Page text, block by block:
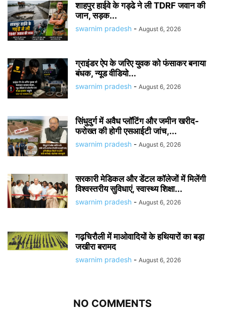
शाहपुर हाईवे के गड्ढे ने ली TDRF जवान की
जान, सड़क...
swarnim pradesh - August 6, 2026
ग्राइंडर ऐप के जरिए युवक को फंसाकर बनाया
बंधक, न्यूड वीडियो...
swarnim pradesh - August 6, 2026
सिंधुदुर्ग में अवैध प्लॉटिंग और जमीन खरीद-
फरोख्त की होगी एसआईटी जांच,...
swarnim pradesh - August 6, 2026
सरकारी मेडिकल और डेंटल कॉलेजों में मिलेंगी
विश्वस्तरीय सुविधाएं, स्वास्थ्य शिक्षा...
swarnim pradesh - August 6, 2026
गढ़चिरौली में माओवादियों के हथियारों का बड़ा
जखीरा बरामद
swarnim pradesh - August 6, 2026
NO COMMENTS